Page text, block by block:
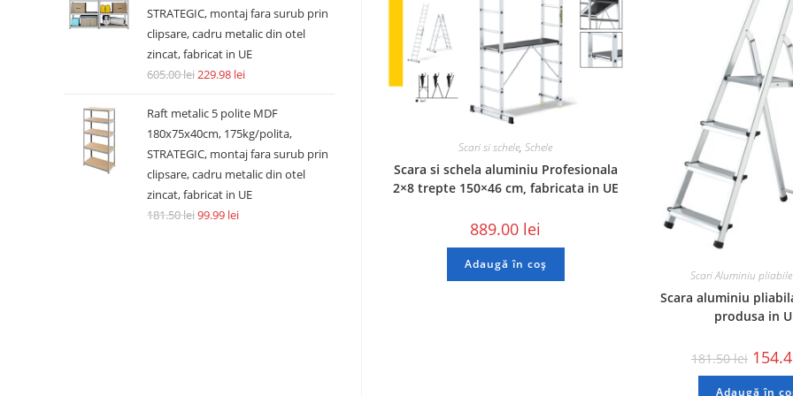
Scari si schele,Schele
Scara si schela aluminiu Profesionala
2×8 trepte 150×46 cm, fabricata in UE
889.00 lei
Adaugă în coș
Scari Aluminiu
Scara aluminiu
produsa in
181.50lei
Adaugă în
STRATEGIC, montaj fara surub prin
clipsare, cadru metalic din otel
zincat, fabricat in UE
605.00lei229.98 lei
Raft metalic 5 polite MDF
180x75x40cm, 175kg/polita,
STRATEGIC, montaj fara surub prin
clipsare, cadru metalic din otel
zincat, fabricat in UE
181.50lei99.99 lei